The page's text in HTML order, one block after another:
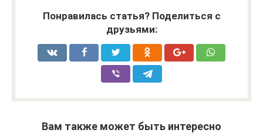
Понравилась статья? Поделиться с
друзьями:
Вам также может быть интересно